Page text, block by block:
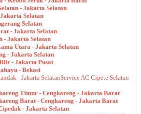
- Jakarta Selatan
Selatan
Selatan
- Jakarta Selatan
- Jakarta Selatan
Utara - Jakarta Selatan
- Jakarta Selatan
- Jakarta Pusat
- Bekasi
- Jakarta SelatanService AC Cipete Selatan -
Timur - Cengkareng - Jakarta Barat
Barat - Cengkareng - Jakarta Barat
- Jakarta Selatan